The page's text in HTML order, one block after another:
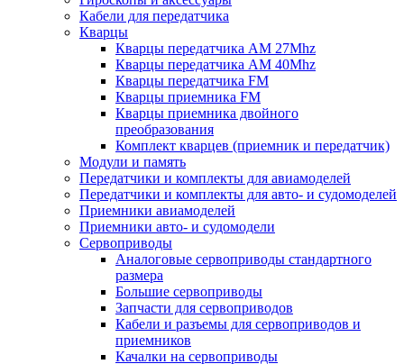
Кабели для передатчика
Кварцы
Кварцы передатчика AM 27Mhz
Кварцы передатчика AM 40Mhz
Кварцы передатчика FM
Кварцы приемника FM
Кварцы приемника двойного
преобразования
Комплект кварцев (приемник и передатчик)
Модули и память
Передатчики и комплекты для авиамоделей
Передатчики и комплекты для авто- и судомоделей
Приемники авиамоделей
Приемники авто- и судомодели
Сервоприводы
Аналоговые сервоприводы стандартного
размера
Большие сервоприводы
Запчасти для сервоприводов
Кабели и разъемы для сервоприводов и
приемников
Качалки на сервоприводы